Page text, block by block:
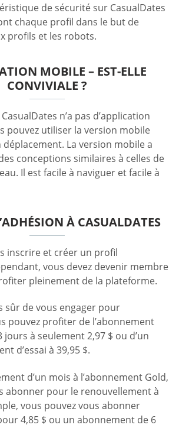
de sécurité sur CasualDates
chaque profil dans le but de
profils et les robots.
MOBILE – EST-ELLE
CONVIVIALE ?
n’a pas d’application
pouvez utiliser la version mobile
La version mobile a
conceptions similaires à celles de
Il est facile à naviguer et facile à
À CASUALDATES
inscrire et créer un profil
vous devez devenir membre
pleinement de la plateforme.
sûr de vous engager pour
pouvez profiter de l’abonnement
jours à seulement 2,97 $ ou d’un
d’essai à 39,95 $.
d’un mois à l’abonnement Gold,
abonner pour le renouvellement à
vous pouvez vous abonner
4,85 $ ou un abonnement de 6